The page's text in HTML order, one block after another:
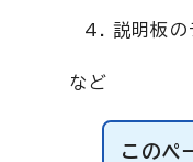
説明板の
など
このペ